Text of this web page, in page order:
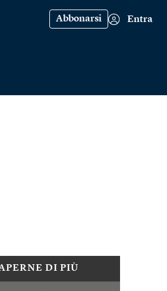
Abbonarsi Entra
DI PIÙ